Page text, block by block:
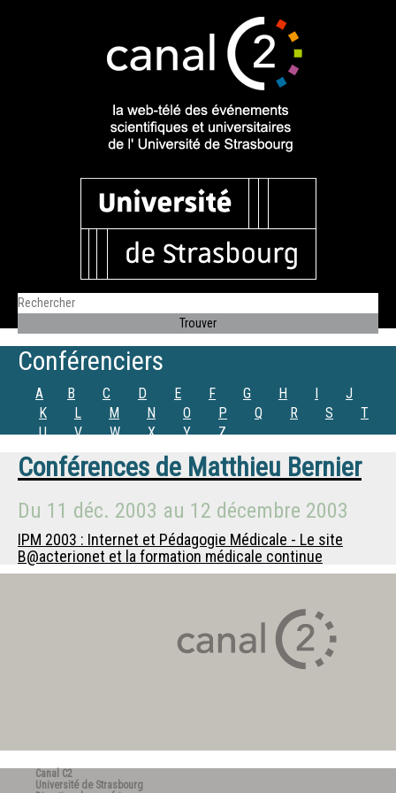
Conférenciers
A B C D E F G H I
J
K
L M N O P Q R S
T
U
V W X Y Z
Conférences de Matthieu Bernier
Du 11 déc. 2003 au 12 décembre 2003
IPM 2003 : Internet et Pédagogie Médicale - Le site
B@acterionet et la formation médicale continue
Canal C2
Université de Strasbourg